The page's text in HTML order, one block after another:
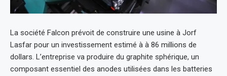
La société Falcon prévoit de construire une usine à Jorf
Lasfar pour un investissement estimé à à 86 millions de
dollars. L’entreprise va produire du graphite sphérique, un
composant essentiel des anodes utilisées dans les batteries